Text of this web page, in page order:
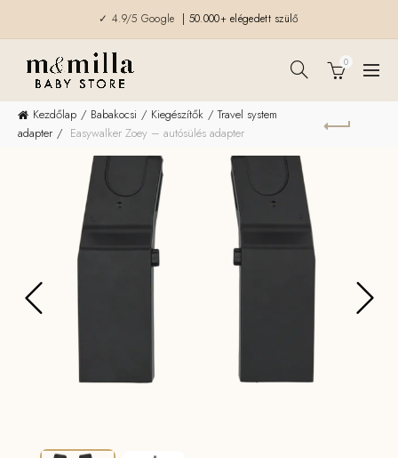
✓ 4.9/5 Google | 50.000+ elégedett szülő
0
Kezdőlap Babakocsi Kiegészítők
Travel system
adapter
Easywalker Zoey – autósülés adapter